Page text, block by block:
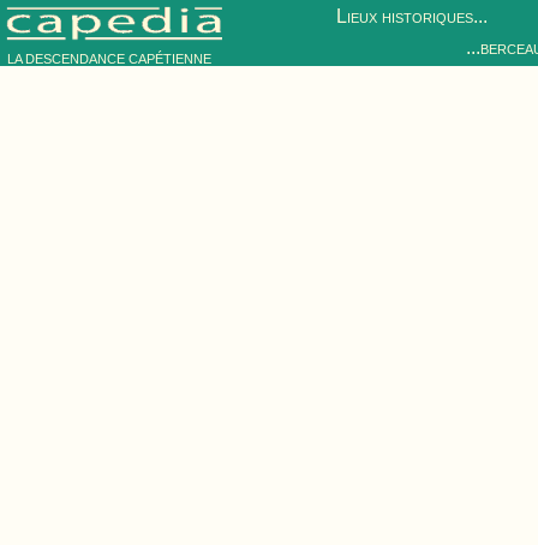
LA DESCENDANCE CAPÉTIENNE
Lieux historiques...